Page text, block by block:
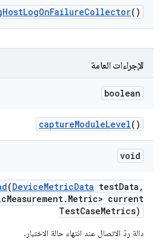
HostLogOnFailureCollector()
الإجراءات العامة
boolean
captureModuleLevel()
void
(DeviceMetricData testData ,
Measurement. Metric> current
TestCaseMetrics)
دالة ردّ الاتصال عند انتهاء حالة الاختبار.